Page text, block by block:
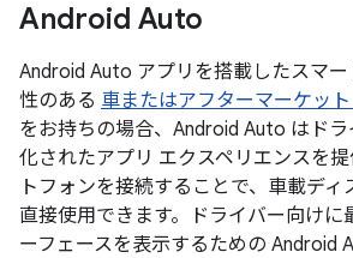
Android Auto
Android Auto アプリを搭載したスマ
性のある 車またはアフターマーケッ
をお持ちの場合、Android Auto はド
化されたアプリ エクスペリエンスを
トフォンを接続することで、車載ディ
直接使用できます。ドライバー向けに
ーフェースを表示するための Android